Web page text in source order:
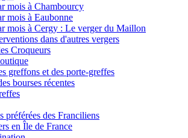
mois à Chambourcy
mois à Eaubonne
mois à Cergy : Le verger du Maillon
dans d'autres vergers
Croqueurs
greffons et des porte-greffes
bourses récentes
préférées des Franciliens
en Île de France